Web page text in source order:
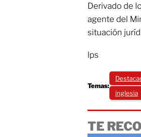
Derivado de
agente del
situación
lps
Temas:
inglesia
TE